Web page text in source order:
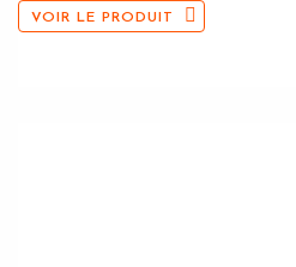
VOIR LE PRODUIT